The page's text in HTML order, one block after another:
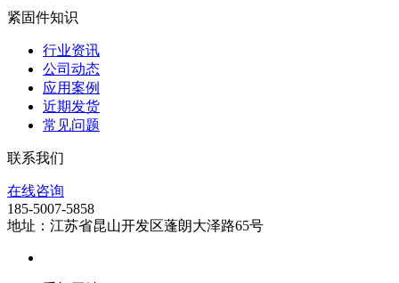
紧固件知识
行业资讯
公司动态
应用案例
近期发货
常见问题
联系我们
在线咨询
185-5007-5858
地址：江苏省昆山开发区蓬朗大泽路65号